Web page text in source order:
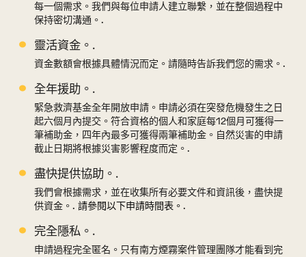
每一個需求。我們與每位申請人建立聯繫，並在整個過程中
保持密切溝通。.
靈活資金。.
資金數額會根據具體情況而定。請隨時告訴我們您的需求。.
全年援助。.
緊急救濟基金全年開放申請。申請必須在突發危機發生之日
起六個月內提交。符合資格的個人和家庭每12個月可獲得一
筆補助金，四年內最多可獲得兩筆補助金。自然災害的申請
截止日期將根據災害影響程度而定。.
盡快提供協助。.
我們會根據需求，並在收集所有必要文件和資訊後，盡快提
供資金。.請參閱以下申請時間表。.
完全隱私。.
申請過程完全匿名。只有南方煙霧案件管理團隊才能看到完